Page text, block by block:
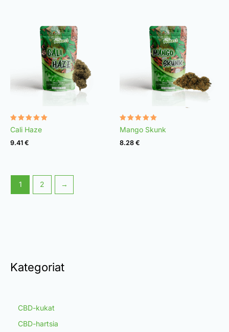
Kategoriat
CBD-kukat
CBD-hartsia
Rated
4.99
out of 5
Cali Haze
9.41 €
Rated
4.96
out of 5
Mango Skunk
8.28 €
1 2 →